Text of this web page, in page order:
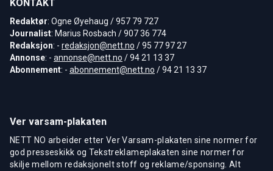
KONTAKT
Redaktør: Ogne Øyehaug / 957 79 727
Journalist: Marius Rosbach / 907 36 774
Redaksjon: - redaksjon@nett.no / 95 77 97 27
Annonse: - annonse@nett.no / 94 21 13 37
Abonnement: - abonnement@nett.no / 94 21 13 37
Ver varsam-plakaten
NETT NO arbeider etter Ver Varsam-plakaten sine normer for
god presseskikk og Tekstreklameplakaten sine normer for
skilje mellom redaksjonelt stoff og reklame/sponsing. Alt